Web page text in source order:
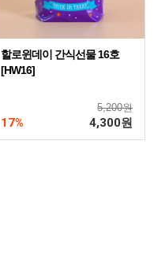
할로윈데이 간식선물 16호
[HW16]
5,200원
17% 4,300원